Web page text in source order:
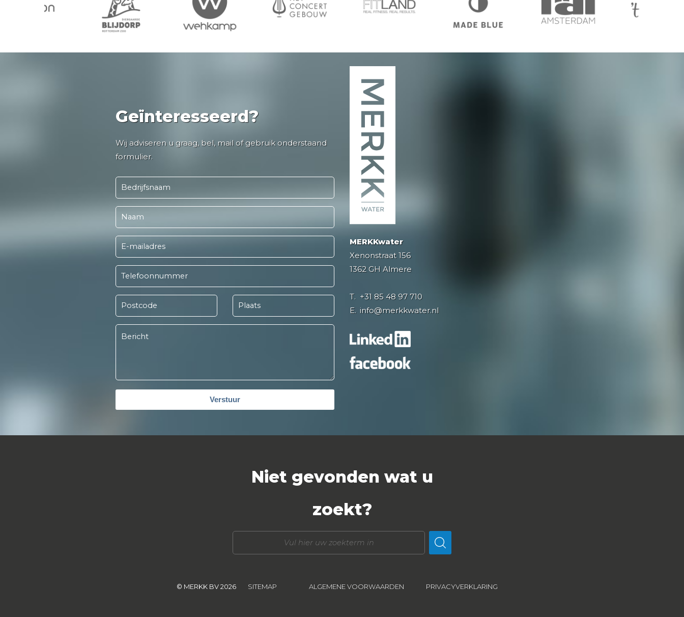
Geïnteresseerd?
Wij adviseren u graag, bel, mail of gebruik onderstaand
formulier.
Verstuur
MERKKwater
Xenonstraat 156
1362 GH Almere
T. +31 85 48 97 710
E. info@merkkwater.nl
Niet gevonden wat u
zoekt?
© MERKK BV 2026 SITEMAP ALGEMENE VOORWAARDEN PRIVACYVERKLARING